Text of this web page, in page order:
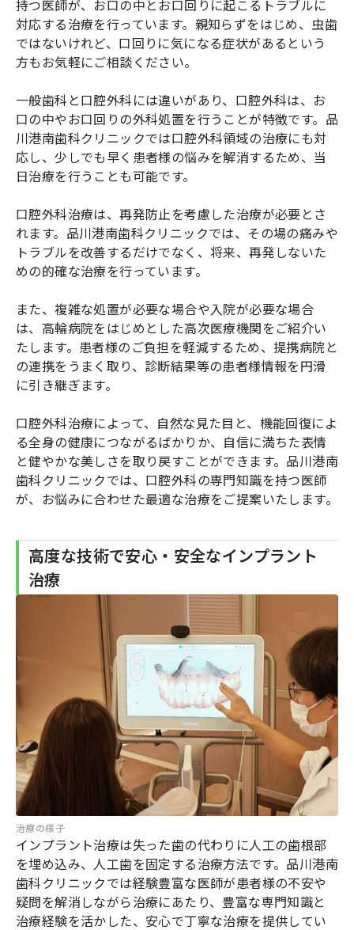
持つ医師が、お口の中とお口回りに起こるトラブルに
対応する治療を行っています。親知らずをはじめ、虫歯
ではないけれど、口回りに気になる症状があるという
方もお気軽にご相談ください。
一般歯科と口腔外科には違いがあり、口腔外科は、お
口の中やお口回りの外科処置を行うことが特徴です。品
川港南歯科クリニックでは口腔外科領域の治療にも対
応し、少しでも早く患者様の悩みを解消するため、当
日治療を行うことも可能です。
口腔外科治療は、再発防止を考慮した治療が必要とさ
れます。品川港南歯科クリニックでは、その場の痛みや
トラブルを改善するだけでなく、将来、再発しないた
めの的確な治療を行っています。
また、複雑な処置が必要な場合や入院が必要な場合
は、高輪病院をはじめとした高次医療機関をご紹介い
たします。患者様のご負担を軽減するため、提携病院と
の連携をうまく取り、診断結果等の患者様情報を円滑
に引き継ぎます。
口腔外科治療によって、自然な見た目と、機能回復によ
る全身の健康につながるばかりか、自信に満ちた表情
と健やかな美しさを取り戻すことができます。品川港南
歯科クリニックでは、口腔外科の専門知識を持つ医師
が、お悩みに合わせた最適な治療をご提案いたします。
高度な技術で安心・安全なインプラント
治療
治療の様子
インプラント治療は失った歯の代わりに人工の歯根部
を埋め込み、人工歯を固定する治療方法です。品川港南
歯科クリニックでは経験豊富な医師が患者様の不安や
疑問を解消しながら治療にあたり、豊富な専門知識と
治療経験を活かした、安心で丁寧な治療を提供してい